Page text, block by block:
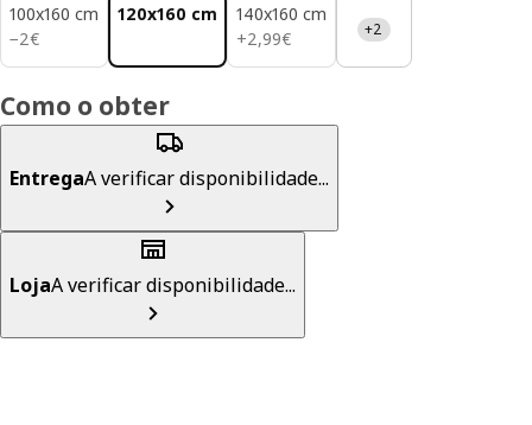
100x160 cm
−2€
2€
120x160 cm
140x160 cm
+2,99€
2,99€ +2
Como o obter
EntregaA verificar disponibilidade...
LojaA verificar disponibilidade...